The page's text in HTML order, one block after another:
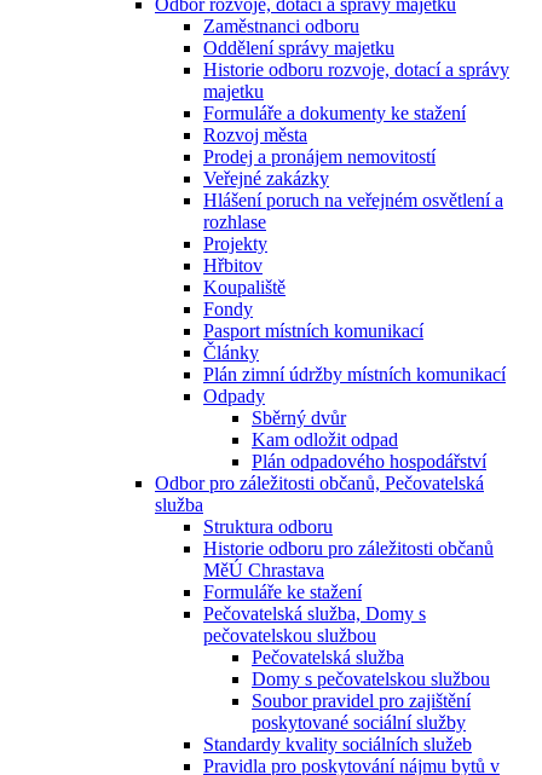
Odbor rozvoje, dotací a správy majetku
Zaměstnanci odboru
Oddělení správy majetku
Historie odboru rozvoje, dotací a správy
majetku
Formuláře a dokumenty ke stažení
Rozvoj města
Prodej a pronájem nemovitostí
Veřejné zakázky
Hlášení poruch na veřejném osvětlení a
rozhlase
Projekty
Hřbitov
Koupaliště
Fondy
Pasport místních komunikací
Články
Plán zimní údržby místních komunikací
Odpady
Sběrný dvůr
Kam odložit odpad
Plán odpadového hospodářství
Odbor pro záležitosti občanů, Pečovatelská
služba
Struktura odboru
Historie odboru pro záležitosti občanů
MěÚ Chrastava
Formuláře ke stažení
Pečovatelská služba, Domy s
pečovatelskou službou
Pečovatelská služba
Domy s pečovatelskou službou
Soubor pravidel pro zajištění
poskytované sociální služby
Standardy kvality sociálních služeb
Pravidla pro poskytování nájmu bytů v